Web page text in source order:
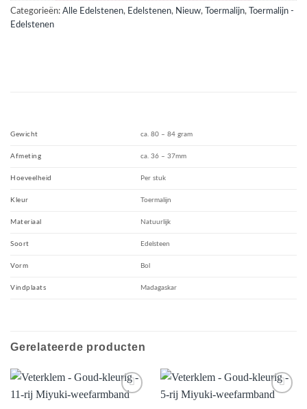
Categorieën: Alle Edelstenen, Edelstenen, Nieuw, Toermalijn,
Toermalijn -
Edelstenen
Gewicht ca. 80 – 84 gram
Afmeting ca. 36 – 37mm
Hoeveelheid Per stuk
Kleur Toermalijn
Materiaal Natuurlijk
Soort Edelsteen
Vorm Bol
Vindplaats Madagaskar
Gerelateerde producten